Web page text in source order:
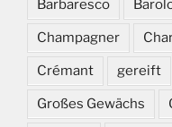
Barbaresco
Champagner
Crémant gereift
Großes Gewächs